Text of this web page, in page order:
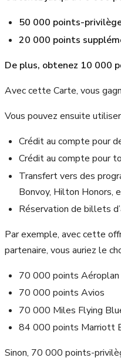
50 000 points-
20 000 points
De plus, obtenez 10 000
Avec cette Carte, vous
Vous pouvez ensuite
Crédit au compte pour
Crédit au compte pour
Transfert vers des
Bonvoy, Hilton Honors,
Réservation de billets
Par exemple, avec cette
partenaire, vous auriez le
70 000 points Aéroplan
70 000 points Avios
70 000 Miles Flying
84 000 points Marriott
Sinon, 70 000 points-